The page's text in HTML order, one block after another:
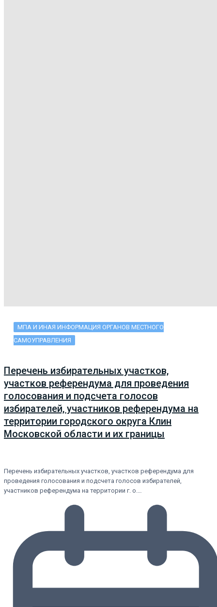
МПА И ИНАЯ ИНФОРМАЦИЯ ОРГАНОВ МЕСТНОГО
САМОУПРАВЛЕНИЯ
Перечень избирательных участков,
участков референдума для проведения
голосования и подсчета голосов
избирателей, участников референдума на
территории городского округа Клин
Московской области и их границы
Перечень избирательных участков, участков референдума для
проведения голосования и подсчета голосов избирателей,
участников референдума на территории г. о.…